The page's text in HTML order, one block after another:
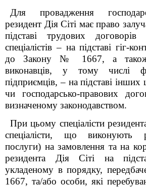
Для провадження
резидент Дія Сіті має право
підставі трудових договорів
спеціалістів – на підставі гіг-
до Закону № 1667, а також
виконавців, у тому числі
підприємців, – на підставі інших
чи господарсько-правових
визначеному законодавством.
При цьому спеціалісти
спеціалісти, що виконують
послуги) на замовлення та на
резидента Дія Сіті на
укладеному в порядку,
1667, та/або особи, які